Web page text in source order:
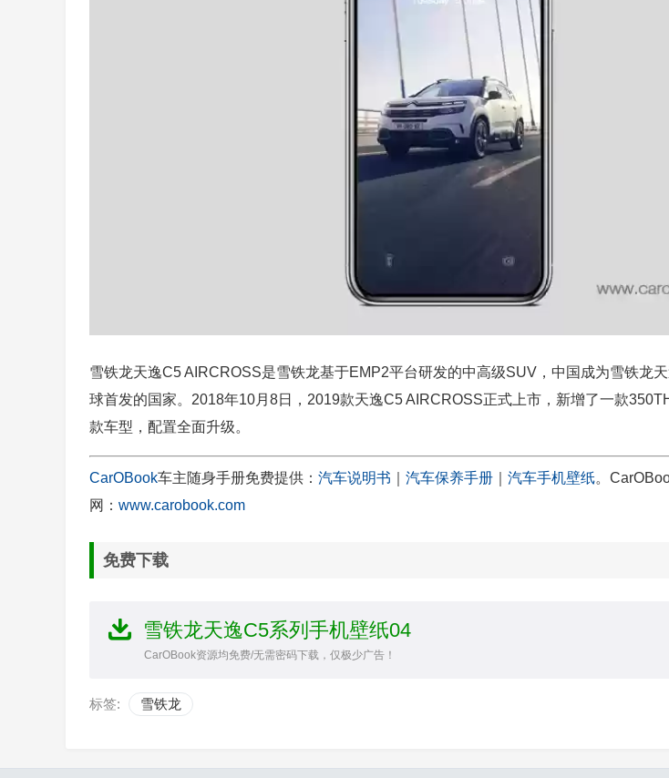
雪铁龙天逸C5 AIRCROSS是雪铁龙基于EMP2平台研发的中高级SUV，中国成为雪铁龙
球首发的国家。2018年10月8日，2019款天逸C5 AIRCROSS正式上市，新增了一款
款车型，配置全面升级。
CarOBook车主随身手册免费提供： 汽车说明书 汽车保养手册 汽车手机壁纸。
网： www.carobook.com
免费下载
雪铁龙天逸C5系列手机壁纸04
CarOBook资源均免费/无需密码下载，仅极少广告！
标签: 雪铁龙